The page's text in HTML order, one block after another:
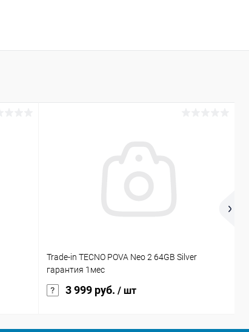
Trade-in TECNO POVA Neo 2 64GB Silver
гарантия 1мес
3 999 руб. / шт